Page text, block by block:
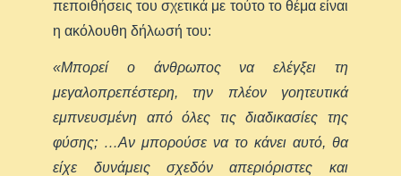
πεποιθήσεις του σχετικά με τούτο το θέμα είναι
η ακόλουθη δήλωσή του:
«Μπορεί ο άνθρωπος να ελέγξει τη
μεγαλοπρεπέστερη, την πλέον γοητευτικά
εμπνευσμένη από όλες τις διαδικασίες της
φύσης; …Αν μπορούσε να το κάνει αυτό, θα
είχε δυνάμεις σχεδόν απεριόριστες και